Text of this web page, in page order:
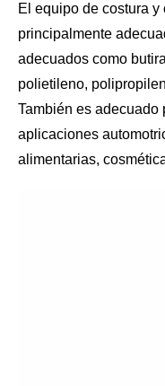
El sistema de
El equipo de costura
principalmente
adecuados como
polietileno,
También es adecuado
aplicaciones
alimentarias,